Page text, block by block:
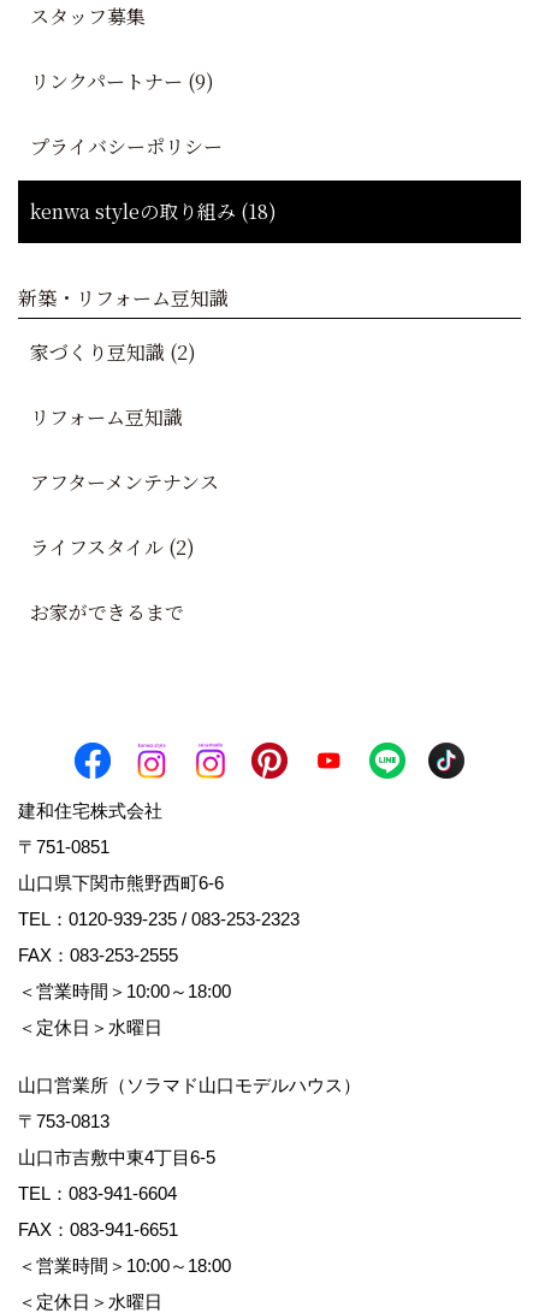
スタッフ募集
リンクパートナー (9)
プライバシーポリシー
kenwa styleの取り組み (18)
新築・リフォーム豆知識
家づくり豆知識 (2)
リフォーム豆知識
アフターメンテナンス
ライフスタイル (2)
お家ができるまで
建和住宅株式会社
〒751-0851
山口県下関市熊野西町6-6
TEL： 0120-939-235 / 083-253-2323
FAX：083-253-2555
＜営業時間＞10:00～18:00
＜定休日＞水曜日
山口営業所（ソラマド山口モデルハウス）
〒753-0813
山口市吉敷中東4丁目6-5
TEL： 083-941-6604
FAX：083-941-6651
＜営業時間＞10:00～18:00
＜定休日＞水曜日